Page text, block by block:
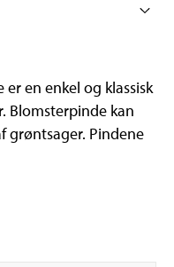
en enkel og klassisk
Blomsterpinde kan
grøntsager. Pindene